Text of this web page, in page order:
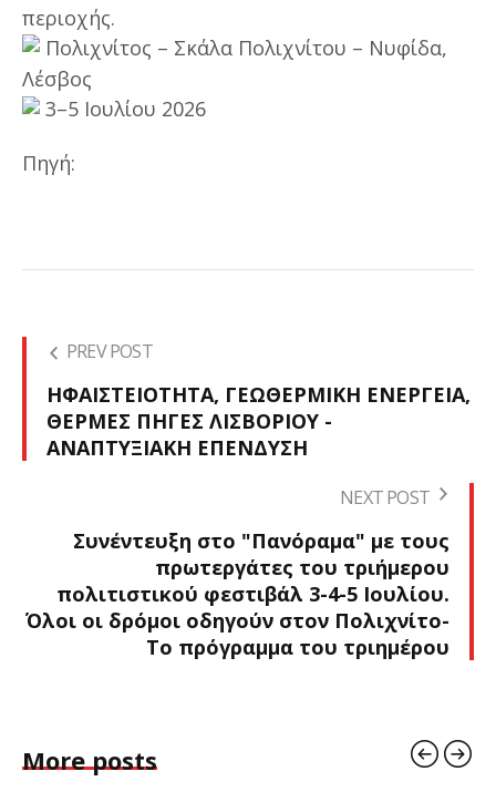
περιοχής.
Πολιχνίτος – Σκάλα Πολιχνίτου – Νυφίδα,
Λέσβος
3–5 Ιουλίου 2026
Πηγή:
PREV POST
ΗΦΑΙΣΤΕΙΟΤΗΤΑ, ΓΕΩΘΕΡΜΙΚΗ ΕΝΕΡΓΕΙΑ,
ΘΕΡΜΕΣ ΠΗΓΕΣ ΛΙΣΒΟΡΙΟΥ -
ΑΝΑΠΤΥΞΙΑΚΗ ΕΠΕΝΔΥΣΗ
NEXT POST
Συνέντευξη στο "Πανόραμα" με τους
πρωτεργάτες του τριήμερου
πολιτιστικού φεστιβάλ 3-4-5 Ιουλίου.
Όλοι οι δρόμοι οδηγούν στον Πολιχνίτο-
Το πρόγραμμα του τριημέρου
More posts